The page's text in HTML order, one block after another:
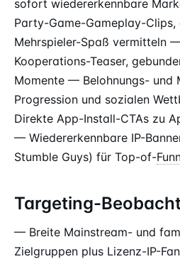
sofort wiedererkennbare
Party-Game-Gameplay-Clips,
Mehrspieler-Spaß vermitteln
Kooperations-Teaser,
Momente — Belohnungs- und
Progression und sozialen
Direkte App-Install-CTAs zu
— Wiedererkennbare IP-
Stumble Guys) für Top-of-
Targeting-
— Breite Mainstream- und
Zielgruppen plus Lizenz-IP-